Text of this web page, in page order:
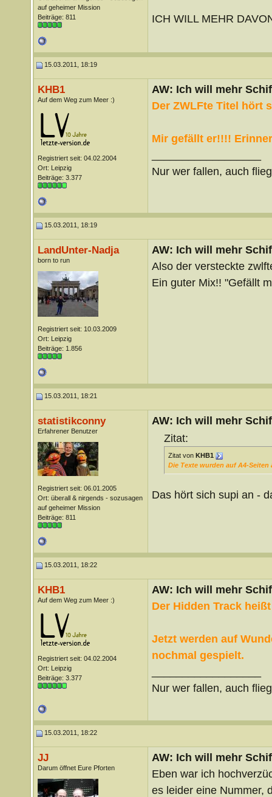
auf geheimer Mission
Beiträge: 811
ICH WILL MEHR
15.03.2011, 18:19
KHB1
Auf dem Weg zum Meer :)
Registriert seit: 04.02.2004
Ort: Leipzig
Beiträge: 3.377
AW: Ich will mehr
Der ZWLFte Titel hört
Mir gefällt er!!!!
Nur wer fallen, auch
15.03.2011, 18:19
LandUnter-Nadja
born to run
Registriert seit: 10.03.2009
Ort: Leipzig
Beiträge: 1.856
AW: Ich will mehr
Also der versteckte
Ein guter Mix!! "Gefällt
15.03.2011, 18:21
statistikconny
Erfahrener Benutzer
Registriert seit: 06.01.2005
Ort: überall & nirgends - sozusagen
auf geheimer Mission
Beiträge: 811
AW: Ich will mehr
Zitat:
Zitat von KHB1
Die Texte wurden auf A4-
Das hört sich supi an -
15.03.2011, 18:22
KHB1
Auf dem Weg zum Meer :)
Registriert seit: 04.02.2004
Ort: Leipzig
Beiträge: 3.377
AW: Ich will mehr
Der Hidden Track
Jetzt werden auf
nochmal gespielt.
Nur wer fallen, auch
15.03.2011, 18:22
JJ
Darum öffnet Eure Pforten
AW: Ich will mehr
Eben war ich
es leider eine Nummer,